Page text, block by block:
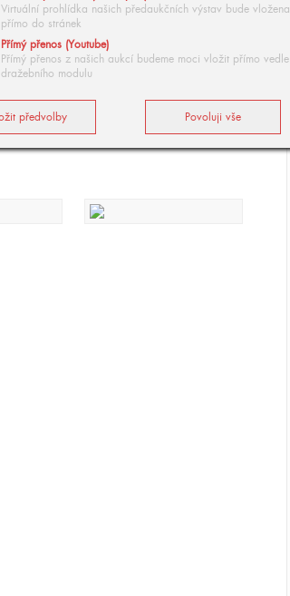
Virtuální prohlídka našich předaukčních výstav bude vložena
přímo do stránek
Přímý přenos (Youtube)
Přímý přenos z našich aukcí budeme moci vložit přímo vedle
dražebního modulu